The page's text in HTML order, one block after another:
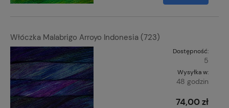
Włóczka Malabrigo Arroyo Indonesia (723)
Dostępność:
5
Wysyłka w:
48 godzin
74,00 zł